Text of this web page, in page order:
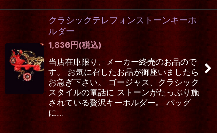
クラシックテレフォンストーンキーホ
ルダー
1,836円 (税込)
当店在庫限り、メーカー終売のお品ので
す。 お気に召したお品が御座いましたら
お急ぎ下さい。 ゴージャス、クラシック
スタイルの電話に ストーンがたっぷり施
されている贅沢キーホルダー。 バッグ
に…